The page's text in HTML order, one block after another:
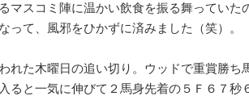
マスコミ陣に温かい飲食を振る舞っていた
って、風邪をひかずに済みました（笑）。
れた木曜日の追い切り。ウッドで重賞勝ち
ると一気に伸びて２馬身先着の５Ｆ６７